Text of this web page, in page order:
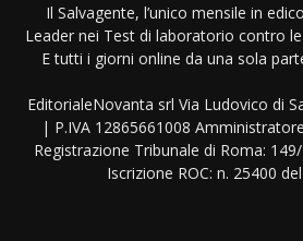
Il Salvagente, l’unico mensile in
Leader nei Test di laboratorio contro
E tutti i giorni online da una sola
EditorialeNovanta srl Via Ludovico di
| P.IVA 12865661008
Registrazione Tribunale di Roma:
Iscrizione ROC: n. 25400